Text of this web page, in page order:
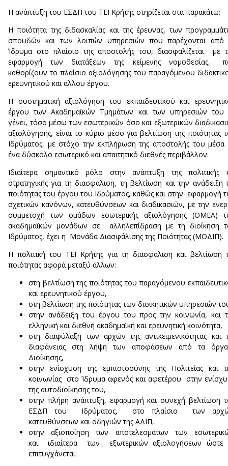
Η ανάπτυξη του ΕΣΔΠ του ΤΕΙ Κρήτης στηρίζεται στα παρακάτω:
Η ποιότητα της διδασκαλίας και της έρευνας, των
σπουδών και των λοιπών υπηρεσιών που παρέχονται από
Ίδρυμα στο πλαίσιο της αποστολής του, διασφαλίζεται με
εφαρμογή των διατάξεων της κείμενης νομοθεσίας,
καθορίζουν το πλαίσιο αξιολόγησης του παραγόμενου
ερευνητικού και άλλου έργου.
Η συστηματική αξιολόγηση του εκπαιδευτικού και
έργου των Ακαδημαϊκών Τμημάτων και των υπηρεσιών του
γένει, τόσο μέσω των εσωτερικών όσο και εξωτερικών
αξιολόγησης, είναι το κύριο μέσο για βελτίωση της ποιότητας
Ιδρύματος, με στόχο την εκπλήρωση της αποστολής του μέσα
ένα δύσκολο εσωτερικό και απαιτητικό διεθνές περιβάλλον.
Ιδιαίτερα σημαντικό ρόλο στην ανάπτυξη της πολιτικής
στρατηγικής για τη διασφάλιση, τη βελτίωση και την ανάδειξη
ποιότητας του έργου του Ιδρύματος, καθώς και στην εφαρμογή
σχετικών κανόνων, κατευθύνσεων και διαδικασιών, με την
συμμετοχή των ομάδων εσωτερικής αξιολόγησης (ΟΜΕΑ)
ακαδημαϊκών μονάδων σε αλληλεπίδραση με τη διοίκηση
Ιδρύματος, έχει η Μονάδα Διασφάλισης της Ποιότητας (ΜΟΔΙΠ).
Η πολιτική του ΤΕΙ Κρήτης για τη διασφάλιση και βελτίωση
ποιότητας αφορά μεταξύ άλλων:
στη βελτίωση της ποιότητας του παραγόμενου
και ερευνητικού έργου,
στη βελτίωση της ποιότητας των διοικητικών υπηρεσιών
στην ανάδειξη του έργου του προς την κοινωνία, και
ελληνική και διεθνή ακαδημαϊκή και ερευνητική κοινότητα,
στη διαφύλαξη των αρχών της αντικειμενικότητας και
διαφάνειας στη λήψη των αποφάσεων από τα
Διοίκησης,
στην ενίσχυση της εμπιστοσύνης της Πολιτείας και
κοινωνίας στο Ίδρυμα αφενός και αφετέρου στην
της αυτοδιοίκησης του,
στην πλήρη ανάπτυξη, εφαρμογή και συνεχή βελτίωση
ΕΣΔΠ του Ιδρύματος, στο πλαίσιο των
κατευθύνσεων και οδηγιών της ΑΔΙΠ,
στην αξιοποίηση των αποτελεσμάτων των
και ιδιαίτερα των εξωτερικών αξιολογήσεων ώστε
επιτυγχάνεται: